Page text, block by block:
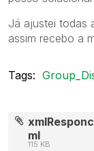
Já ajustei todas
assim recebo a
Tags:
ml
115 KB